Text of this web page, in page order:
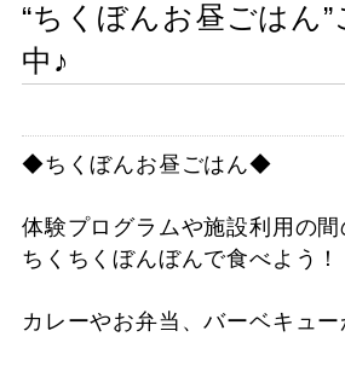
“ちくぼんお昼ごはん”
中♪
◆ちくぼんお昼ごはん◆
体験プログラムや施設利用の間
ちくちくぼんぼんで食べよう！
カレーやお弁当、バーベキュー